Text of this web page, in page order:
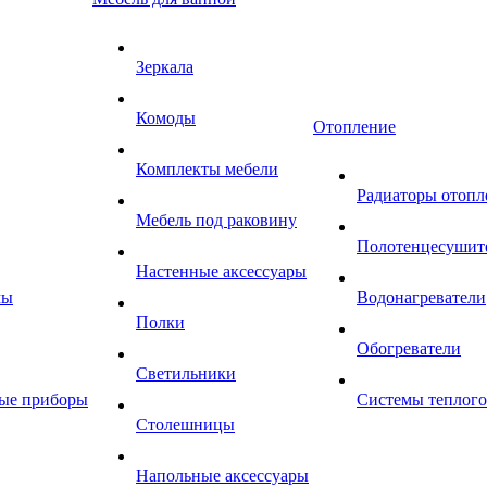
приборы
Зеркала
Комоды
Комплекты мебели
Мебель под раковину
Настенные аксессуары
Полки
Светильники
Столешницы
Напольные аксессуары
Отопление
Радиаторы
Водонагреватели
Обогреватели
Системы